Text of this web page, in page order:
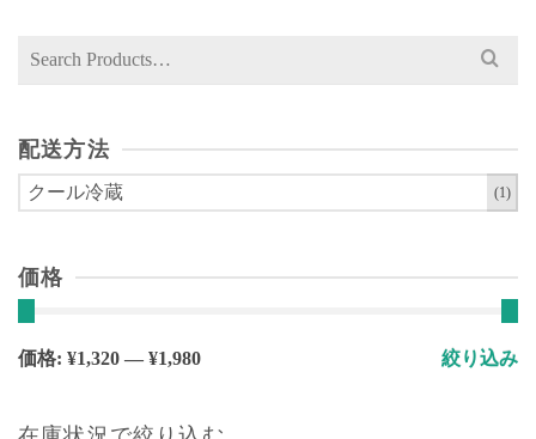
ー
シ
ョ
が
あ
ま
Search
配送方法
クール冷蔵 (1)
価格
最
最
絞り込み
価格: ¥1,320 — ¥1,980